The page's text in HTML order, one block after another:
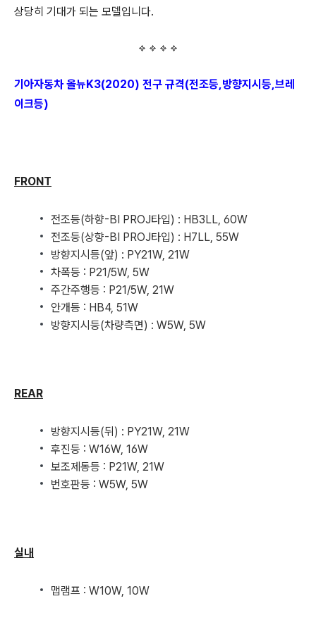
상당히 기대가 되는 모델입니다.
기아자동차 올뉴K3(2020) 전구 규격(전조등,방향지시등,브레
이크등)
FRONT
전조등(하향-BI PROJ타입) : HB3LL, 60W
전조등(상향-BI PROJ타입) : H7LL, 55W
방향지시등(앞) : PY21W, 21W
차폭등 : P21/5W, 5W
주간주행등 : P21/5W, 21W
안개등 : HB4, 51W
방향지시등(차량측면) : W5W, 5W
REAR
방향지시등(뒤) : PY21W, 21W
후진등 : W16W, 16W
보조제동등 : P21W, 21W
번호판등 : W5W, 5W
실내
맵램프 : W10W, 10W